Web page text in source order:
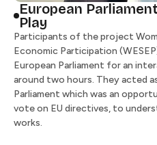
European
Play​​​​‌ ‍ ​‍​‍‌‍ ‌ ​‍‌‍‍‌‌‍‌ ‌‍‍‌‌‍ ‍​‍​‍​ ‍‍​‍​‍‌ ​ ‌‍​‌‌‍ ‍‌‍‍‌‌ ‌​‌ ‍‌​‍ ‍‌‍‍‌‌‍ ​‍​‍​‍ ​​‍​‍‌‍‍​‌ ​‍‌‍‌‌‌‍‌‍​‍​‍​ ‍‍​‍​‍​‍ ‌ ​ ‌ ‌​‌ ‌‌‌‍‌​‌‍‍‌‌‍ ​‍ ‌‍‍‌‌‍ ‍‌ ‌​‌‍‌‌‌‍ ‍‌ ‌​​‍ ‌‍‌‌‌‍‌​‌‍‍‌‌ ‌​​‍ ‌‍ ‌‌‍ ‌‍‌​‌‍‌‌​ ‌‌ ​​‌ ​‍‌‍‌‌‌ ​ ‌‍‌‌‌‍ ‍‌ ‌​‌‍​‌‌ ‌​‌‍‍‌‌‍ ‌‍ ‍​ ‍ ‌‍‍‌‌‍‌​​ ‌​ ‌ ‌‍​‍​ ​‍​ ​ ‌‍​‌​ ​ ‌‍​ ​ ‌​​‍ ‌​ ‍​​ ‌​‌‍‌‍‌‍‌‍​‍ ‌​ ‌​​ ​‌​ ‌‌​ ‌​​‍ ‌‌‍​‌​ ​‍‌‍‌‍​ ‌‌​‍ ‌‌‍​‌​ ‍​​ ​ ​ ‌ ‌‍‌​​ ​‌​ ‌‌‌‍​‌​ ‍‌​ ​​‌‍‌‍‌‍‌‍​ ‍ ‌ ‌​‌ ‍‌‌ ​​‌‍‌‌​ ‌‌ ​​‌ ​‍‌‍ ‌‍‍‍‌‍‌‌‌‍​ ‌ ‌​​ ‍ ‌ ​​‌‍​‌‌ ‌​‌‍‍​​ ‌‌‍‍ ‌‍‌‌‌ ‍‌‌​​‌‌‍​ ‌ ‌​‌‍‍‌‌ ‌‍‌‍‍‌‌ ‌​‌‍‍‌‌‍‌‌‌ ​ ​‍‌‌​ ‌‌‌​​‍‌‌ ‌‍‍ ‌‍‌‌‌ ‍‌​‍‌‌​ ​ ‌​‌​​‍‌‌​ ​ ‌​‌​​‍‌‌​ ​‍​ ​‍​ ‌‍​ ‌‌‌‍​‍​ ‌‍‌‍‌‌‌‍​‌​ ​​‌‍‌‌‌‍‌‍‌‍​‍‌‍‌‍​ ​‍​‍‌‌​ ​‍​ ​‍​‍‌‌​ ‌‌‌​‌​​‍ ‍‌ ‌​‌‍‍‌‌ ‌​‌‍ ​‌‍‌‌​ ‌‍​‍‌‍​‌‌ ​ ‌‍‌‌‌‌‌‌‌ ​‍‌‍ ​​ ‌​‍‌‌​ ​‍‌​‌‍‌ ​ ‌ ‌​‌ ‌‌‌‍‌​‌‍‍‌‌‍ ​‍‌‍‌‍‍‌‌‍‌​​ ‌​ ‌ ‌‍​‍​ ​‍​ ​ ‌‍​‌​ ​ ‌‍​ ​ ‌​​‍ ‌​ ‍​​ ‌​‌‍‌‍‌‍‌‍​‍ ‌​ ‌​​ ​‌​ ‌‌​ ‌​​‍ ‌‌‍​‌​ ​‍‌‍‌‍​ ‌‌​‍ ‌‌‍​‌​ ‍​​ ​ ​ ‌ ‌‍‌​​ ​‌​ ‌‌‌‍​‌​ ‍‌​ ​​‌‍‌‍‌‍‌‍​‍‌‍‌ ‌​‌ ‍‌‌ ​​‌‍‌‌​ ‌‌ ​​‌ ​‍‌‍ ‌‍‍‍‌‍‌‌‌‍​ ‌ ‌​​‍‌‍‌ ​​‌‍​‌‌ ‌​‌‍‍​​ ‌‌‍‍ ‌‍‌‌‌ ‍‌‌​​‌‌‍​ ‌ ‌​‌‍‍‌‌ ‌‍‌‍‍‌‌ ‌​‌‍‍‌‌‍‌‌‌ ​ ​‍‌‌​ ‌‌‌​​‍‌‌ ‌‍‍ ‌‍‌‌‌ ‍‌​‍‌‌​ ​ ‌​‌​​‍‌‌​ ​ ‌​‌​​‍‌‌​ ​‍​ ​‍​ ‌‍​ ‌‌‌‍​‍​ ‌‍‌‍‌‌‌‍​‌​ ​​‌‍‌‌‌‍‌‍‌‍​‍‌‍‌‍​ ​‍​‍‌‌​ ​‍​ ​‍​‍‌‌​ ‌‌‌​‌​​‍ ‍‌ ‌​‌‍‍‌‌ ‌​‌‍ ​‌‍‌‌​‍‌‍‌ ​​‌‍‌‌‌ ​‍‌ ​ ‌ ​​‌‍‌‌‌‍​ ‌ ‌​‌‍‍‌‌ ‌‍‌‍‌‌​ ‌‌ ​​‌ ‌‌‌‍​‍‌‍ ​‌‍‍‌‌ ​ ‌‍‍​‌‍‌‌‌‍‌​​‍​‍‌ ‌
Participants of the project
Economic Participation
European Parliament for an
around two hours. They acted
Parliament which was an
vote on EU directives, to
works. ​​​​‌ ‍ ​‍​‍‌‍ ‌ ​‍‌‍‍‌‌‍‌ ‌‍‍‌‌‍ ‍​‍​‍​ ‍‍​‍​‍‌ ​ ‌‍​‌‌‍ ‍‌‍‍‌‌ ‌​‌ ‍‌​‍ ‍‌‍‍‌‌‍ ​‍​‍​‍ ​​‍​‍‌‍‍​‌ ​‍‌‍‌‌‌‍‌‍​‍​‍​ ‍‍​‍​‍​‍ ‌ ​ ‌ ‌​‌ ‌‌‌‍‌​‌‍‍‌‌‍ ​‍ ‌‍‍‌‌‍ ‍‌ ‌​‌‍‌‌‌‍ ‍‌ ‌​​‍ ‌‍‌‌‌‍‌​‌‍‍‌‌ ‌​​‍ ‌‍ ‌‌‍ ‌‍‌​‌‍‌‌​ ‌‌ ​​‌ ​‍‌‍‌‌‌ ​ ‌‍‌‌‌‍ ‍‌ ‌​‌‍​‌‌ ‌​‌‍‍‌‌‍ ‌‍ ‍​ ‍ ‌‍‍‌‌‍‌​​ ‌​ ‌ ‌‍​‍​ ​‍​ ​ ‌‍​‌​ ​ ‌‍​ ​ ‌​​‍ ‌​ ‍​​ ‌​‌‍‌‍‌‍‌‍​‍ ‌​ ‌​​ ​‌​ ‌‌​ ‌​​‍ ‌‌‍​‌​ ​‍‌‍‌‍​ ‌‌​‍ ‌‌‍​‌​ ‍​​ ​ ​ ‌ ‌‍‌​​ ​‌​ ‌‌‌‍​‌​ ‍‌​ ​​‌‍‌‍‌‍‌‍​ ‍ ‌ ‌​‌ ‍‌‌ ​​‌‍‌‌​ ‌‌ ​​‌ ​‍‌‍ ‌‍‍‍‌‍‌‌‌‍​ ‌ ‌​​ ‍ ‌ ​​‌‍​‌‌ ‌​‌‍‍​​ ‌‌‍‍ ‌‍‌‌‌ ‍‌‌​​‌‌‍​ ‌ ‌​‌‍‍‌‌ ‌‍‌‍‍‌‌ ‌​‌‍‍‌‌‍‌‌‌ ​ ​‍‌‌​ ‌‌‌​​‍‌‌ ‌‍‍ ‌‍‌‌‌ ‍‌​‍‌‌​ ​ ‌​‌​​‍‌‌​ ​ ‌​‌​​‍‌‌​ ​‍​ ​‍​ ‌‍​ ‌‌‌‍​‍​ ‌‍‌‍‌‌‌‍​‌​ ​​‌‍‌‌‌‍‌‍‌‍​‍‌‍‌‍​ ​‍​‍‌‌​ ​‍​ ​‍​‍‌‌​ ‌‌‌​‌​​‍ ‍‌‍‌​‌‍‌‌‌ ​ ‌‍​ ‌ ​‍‌‍‍‌‌ ​​‌ ‌​‌‍‍‌‌‍ ‌‍ ‍​ ‌‍​‍‌‍​‌‌ ​ ‌‍‌‌‌‌‌‌‌ ​‍‌‍ ​​ ‌​‍‌‌​ ​‍‌​‌‍‌ ​ ‌ ‌​‌ ‌‌‌‍‌​‌‍‍‌‌‍ ​‍‌‍‌‍‍‌‌‍‌​​ ‌​ ‌ ‌‍​‍​ ​‍​ ​ ‌‍​‌​ ​ ‌‍​ ​ ‌​​‍ ‌​ ‍​​ ‌​‌‍‌‍‌‍‌‍​‍ ‌​ ‌​​ ​‌​ ‌‌​ ‌​​‍ ‌‌‍​‌​ ​‍‌‍‌‍​ ‌‌​‍ ‌‌‍​‌​ ‍​​ ​ ​ ‌ ‌‍‌​​ ​‌​ ‌‌‌‍​‌​ ‍‌​ ​​‌‍‌‍‌‍‌‍​‍‌‍‌ ‌​‌ ‍‌‌ ​​‌‍‌‌​ ‌‌ ​​‌ ​‍‌‍ ‌‍‍‍‌‍‌‌‌‍​ ‌ ‌​​‍‌‍‌ ​​‌‍​‌‌ ‌​‌‍‍​​ ‌‌‍‍ ‌‍‌‌‌ ‍‌‌​​‌‌‍​ ‌ ‌​‌‍‍‌‌ ‌‍‌‍‍‌‌ ‌​‌‍‍‌‌‍‌‌‌ ​ ​‍‌‌​ ‌‌‌​​‍‌‌ ‌‍‍ ‌‍‌‌‌ ‍‌​‍‌‌​ ​ ‌​‌​​‍‌‌​ ​ ‌​‌​​‍‌‌​ ​‍​ ​‍​ ‌‍​ ‌‌‌‍​‍​ ‌‍‌‍‌‌‌‍​‌​ ​​‌‍‌‌‌‍‌‍‌‍​‍‌‍‌‍​ ​‍​‍‌‌​ ​‍​ ​‍​‍‌‌​ ‌‌‌​‌​​‍ ‍‌‍‌​‌‍‌‌‌ ​ ‌‍​ ‌ ​‍‌‍‍‌‌ ​​‌ ‌​‌‍‍‌‌‍ ‌‍ ‍​‍‌‍‌ ​​‌‍‌‌‌ ​‍‌ ​ ‌ ​​‌‍‌‌‌‍​ ‌ ‌​‌‍‍‌‌ ‌‍‌‍‌‌​ ‌‌ ​​‌ ‌‌‌‍​‍‌‍ ​‌‍‍‌‌ ​ ‌‍‍​‌‍‌‌‌‍‌​​‍​‍‌ ‌